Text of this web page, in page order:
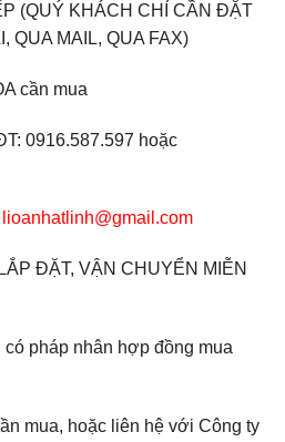
(QUÝ KHÁCH CHỈ CẦN ĐẶT
QUA MAIL, QUA FAX)
cần mua
0916.587.597 hoặc
lioanhatlinh@gmail.com
ĐẶT, VẬN CHUYỂN MIỄN
có pháp nhân hợp đồng mua
mua, hoặc liên hệ với Công ty